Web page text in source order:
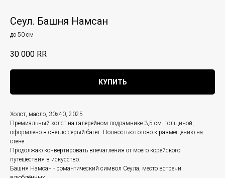
Сеул. Башня Намсан
до 50 см
30 000 RR
КУПИТЬ
Холст, масло, 30х40, 2025
Премиальный холст на галерейном подрамнике 3,5 см. толщиной,
оформлено в светло-серый багет. Полностью готово к размещению на
стене
Продолжаю конвертировать впечатления от моего корейского
путешествия в искусство.
Башня Намсан - романтический символ Сеула, место встречи